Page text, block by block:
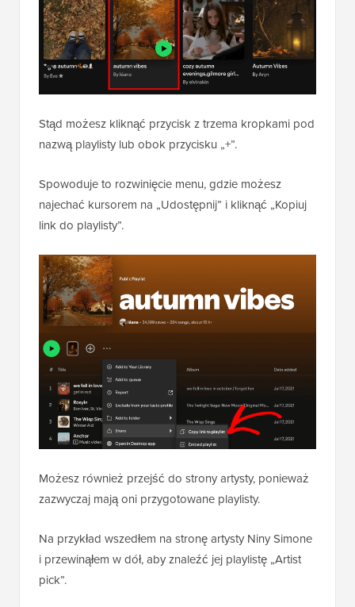
Stąd możesz kliknąć przycisk z trzema kropkami pod
nazwą playlisty lub obok przycisku „+”.
Spowoduje to rozwinięcie menu, gdzie możesz
najechać kursorem na „Udostępnij” i kliknąć „Kopiuj
link do playlisty”.
Możesz również przejść do strony artysty, ponieważ
zazwyczaj mają oni przygotowane playlisty.
Na przykład wszedłem na stronę artysty Niny Simone
i przewinąłem w dół, aby znaleźć jej playlistę „Artist
pick”.